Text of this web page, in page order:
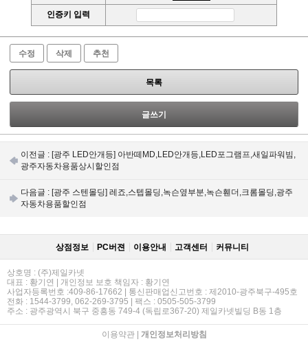
인증키 입력
수정 삭제 추천
목록
글쓰기
이전글 : [광주 LED안개등] 아반떼MD,LED안개등,LED포그램프,새일파워빔,
광주자동차용품상시할인점
다음글 : [광주 스텐몰딩] 레죠,스텝몰딩,녹슨옆부분,녹슨휀더,크롬몰딩,광주
자동차용품할인점
상점정보 PC버젼 이용안내 고객센터 커뮤니티
상호명 : (주)제일카넷
대표 : 황기연 | 개인정보 보호 책임자 : 황기연
사업자등록번호 :409-86-17662 | 통신판매업신고번호 : 제2010-광주북구-495호
전화 : 1544-3799, 062-269-3795 | 팩스 : 0505-505-3799
주소 : 광주광역시 북구 중흥동 749-4 (독립로367-20) 제일카넷빌딩 B동 1층
이용약관| 개인정보처리방침